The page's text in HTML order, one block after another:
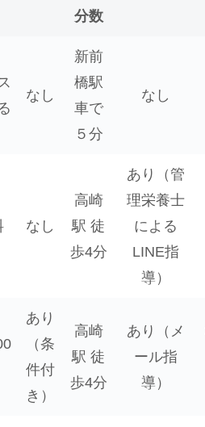
分数
なし
新前
橋駅
車で
５分
なし
なし
高崎
駅 徒
歩4分
あり（管
理栄養士
による
LINE指
導）
あり
（条
件付
き）
高崎
駅 徒
歩4分
あり（メ
ール指
導）